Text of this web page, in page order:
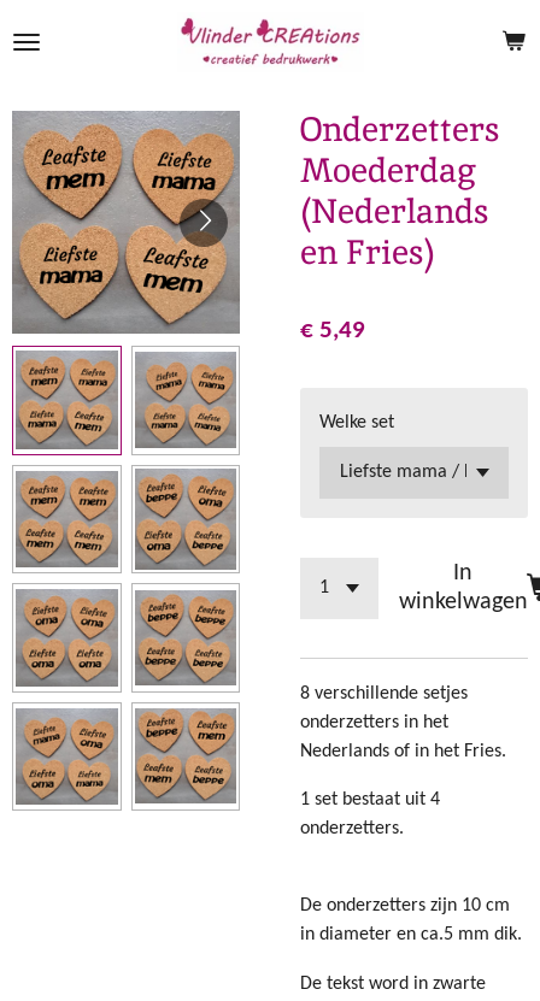
direct
de
hoofdinhoud
Onderzetters
Moederdag
(Nederlands
en Fries)
€ 5,49
Welke set
In
winkelwagen
8 verschillende setjes
onderzetters in het
Nederlands of in het Fries.
1 set bestaat uit 4
onderzetters.
De onderzetters zijn 10 cm
in diameter en ca.5 mm dik.
De tekst word in zwarte